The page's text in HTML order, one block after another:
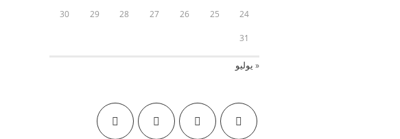
24
25
26
27
28
29
30
31
« يوليو